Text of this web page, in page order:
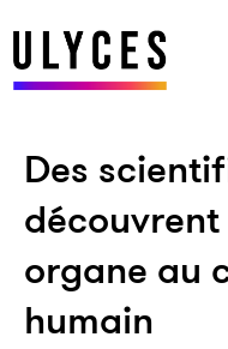
Des
organe au
humain